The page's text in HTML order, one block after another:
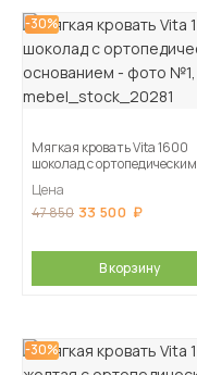
-30%
Мягкая кровать Vita 1600
шоколад с ортопедическим
Цена
47 850 33 500
В корзину
-30%